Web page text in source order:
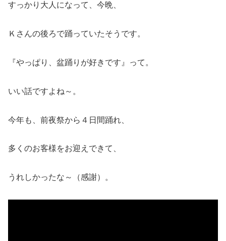
すっかり大人になって、今晩、
Ｋさんの後ろで踊っていたそうです。
『やっぱり、盆踊りが好きです』って。
いい話ですよね～。
今年も、前夜祭から４日間踊れ、
多くのお客様をお迎えできて、
うれしかったな～（感謝）。